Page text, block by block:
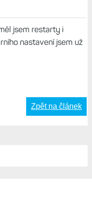
jsem restarty i
nastavení jsem už
Zpět na článek